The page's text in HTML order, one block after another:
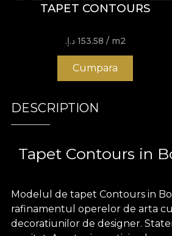
TAPET CONTOURS
153.58 د.إ.‏ / m2
Cumpara
DESCRIPTION
Tapet Contours in
Modelul de tapet Contours in
rafinamentul operelor de arta
decoratiunilor de designer.